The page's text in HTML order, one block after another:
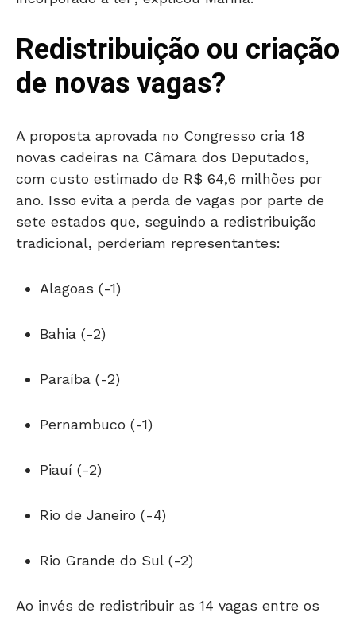
Redistribuição ou criação
de novas vagas?
A proposta aprovada no Congresso cria 18
novas cadeiras na Câmara dos Deputados,
com custo estimado de R$ 64,6 milhões por
ano. Isso evita a perda de vagas por parte de
sete estados que, seguindo a redistribuição
tradicional, perderiam representantes:
Alagoas (-1)
Bahia (-2)
Paraíba (-2)
Pernambuco (-1)
Piauí (-2)
Rio de Janeiro (-4)
Rio Grande do Sul (-2)
Ao invés de redistribuir as 14 vagas entre os